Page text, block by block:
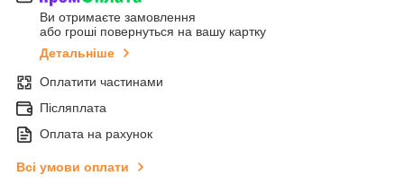
Ви отримаєте замовлення
або гроші повернуться на вашу картку
Детальніше
Оплатити частинами
Післяплата
Оплата на рахунок
Всі умови оплати